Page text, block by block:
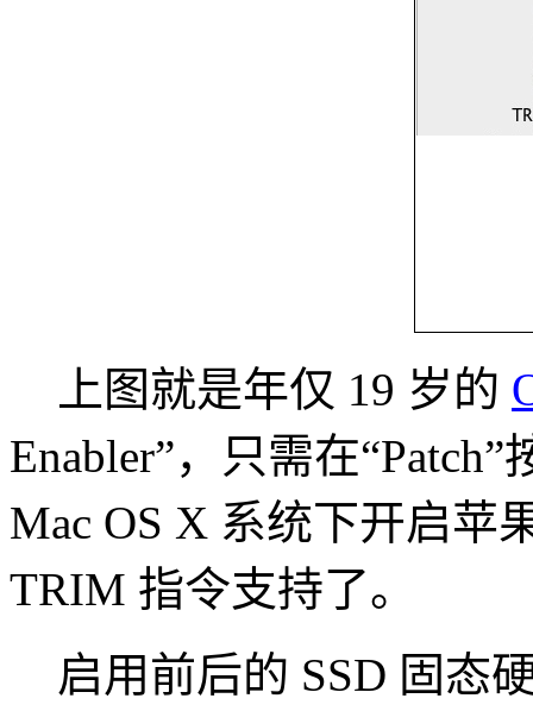
上图就是年仅 19 岁的
Enabler”，只需在
Mac OS X 系统下开启苹
TRIM 指令支持了。
启用前后的 SSD 固态